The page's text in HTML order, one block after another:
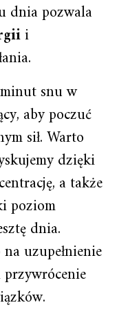
dnia pozwala
i
snu w
aby poczuć
sił. Warto
dzięki
a także
poziom
dnia.
uzupełnienie